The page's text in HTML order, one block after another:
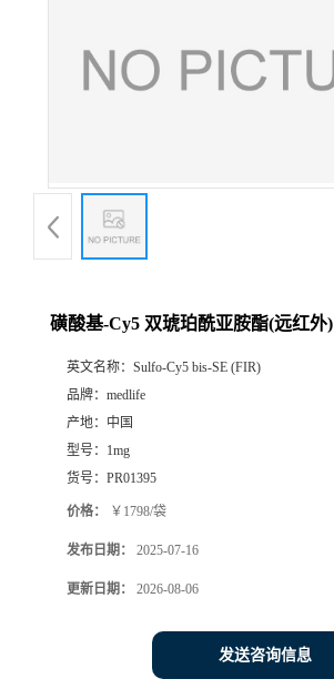
磺酸基-Cy5 双琥珀酰亚胺酯(远红外)
英文名称： Sulfo-Cy5 bis-SE (FIR)
品牌： medlife
产地： 中国
型号： 1mg
货号： PR01395
价格： ￥1798/袋
发布日期： 2025-07-16
更新日期： 2026-08-06
发送咨询信息